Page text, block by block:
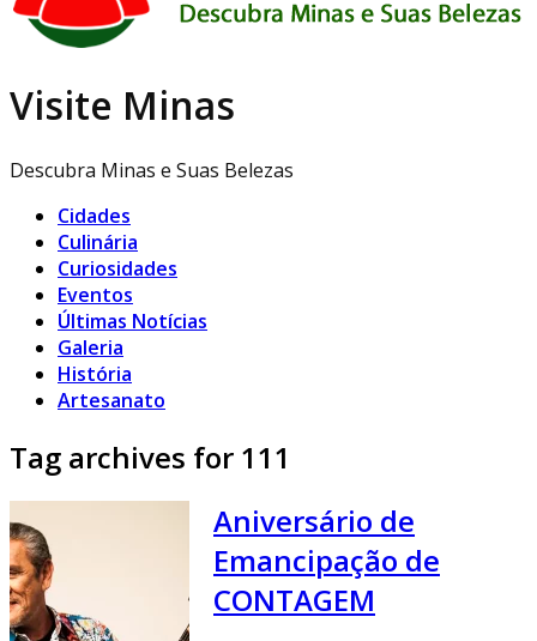
Visite Minas
Descubra Minas e Suas Belezas
Cidades
Culinária
Curiosidades
Eventos
Últimas Notícias
Galeria
História
Artesanato
Tag archives for 111
Aniversário de
Emancipação de
CONTAGEM